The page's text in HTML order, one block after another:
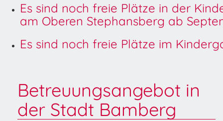
Es sind noch freie Plätze in der
am Oberen Stephansberg ab
Es sind noch freie Plätze im
Betreuungsangebot in
der Stadt Bamberg